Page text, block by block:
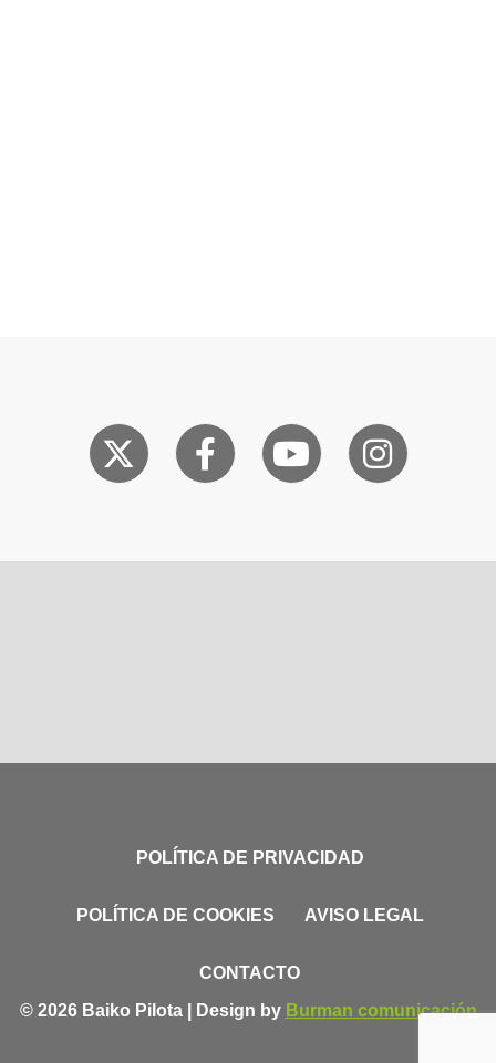
POLÍTICA DE PRIVACIDAD
POLÍTICA DE COOKIES AVISO LEGAL
CONTACTO
© 2026 Baiko Pilota | Design by Burman comunicación